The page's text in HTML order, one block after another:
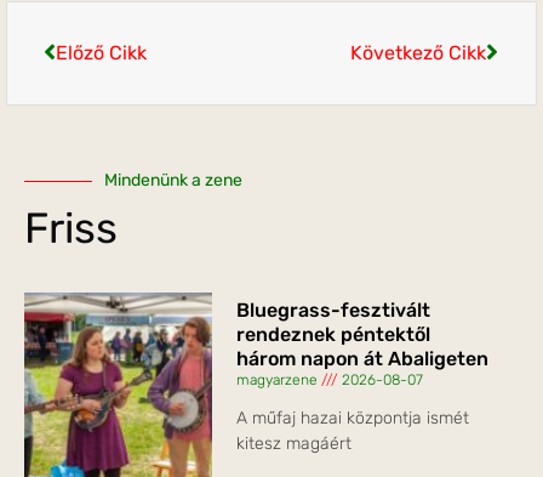
Előző Cikk Következő Cikk
Mindenünk a zene
Friss
Bluegrass-fesztivált
rendeznek péntektől
három napon át Abaligeten
magyarzene 2026-08-07
A műfaj hazai központja ismét
kitesz magáért